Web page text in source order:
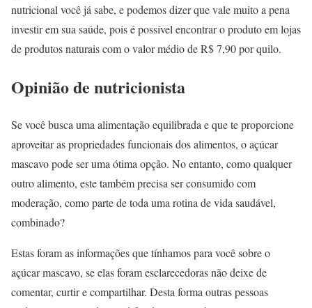
nutricional você já sabe, e podemos dizer que vale muito a pena
investir em sua saúde, pois é possível encontrar o produto em lojas
de produtos naturais com o valor médio de R$ 7,90 por quilo.
Opinião de nutricionista
Se você busca uma alimentação equilibrada e que te proporcione
aproveitar as propriedades funcionais dos alimentos, o açúcar
mascavo pode ser uma ótima opção. No entanto, como qualquer
outro alimento, este também precisa ser consumido com
moderação, como parte de toda uma rotina de vida saudável,
combinado?
Estas foram as informações que tínhamos para você sobre o
açúcar mascavo, se elas foram esclarecedoras não deixe de
comentar, curtir e compartilhar. Desta forma outras pessoas